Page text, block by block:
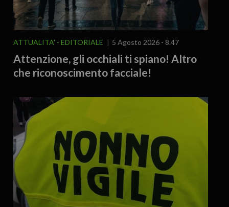
ATTUALITA' EDITORIALE 5 Agosto 2026 - 8.47
Attenzione, gli occhiali ti spiano! Altro
che riconoscimento facciale!